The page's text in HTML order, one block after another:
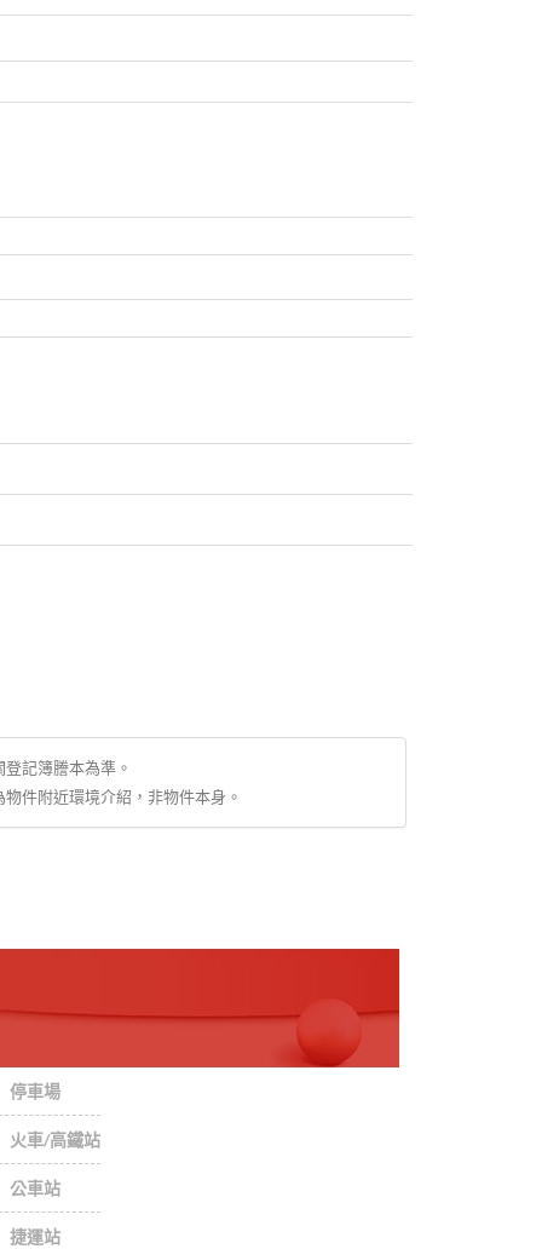
記簿謄本為準。
件附近環境介紹，非物件本身。
停車場
火車/高鐵站
公車站
捷運站